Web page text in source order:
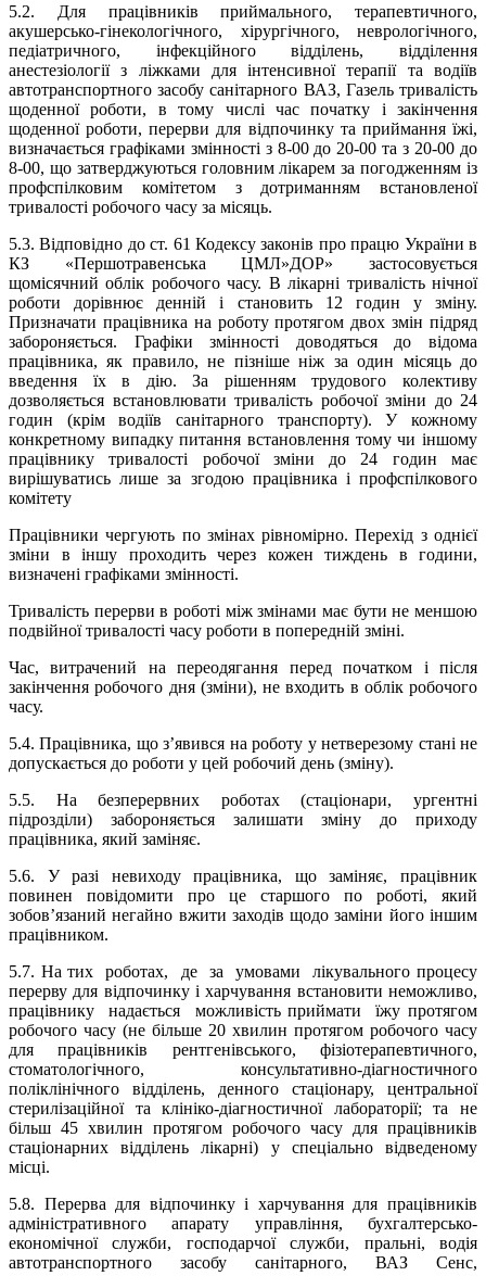
5.2. Для працівників приймального, терапевтичного,
акушерсько-гінекологічного, хірургічного, неврологічного,
педіатричного, інфекційного відділень, відділення
анестезіології з ліжками для інтенсивної терапії та водіїв
автотранспортного засобу санітарного ВАЗ, Газель тривалість
щоденної роботи, в тому числі час початку і закінчення
щоденної роботи, перерви для відпочинку та приймання їжі,
визначається графіками змінності з 8-00 до 20-00 та з 20-00 до
8-00, що затверджуються головним лікарем за погодженням із
профспілковим комітетом з дотриманням встановленої
тривалості робочого часу за місяць.
5.3.Відповідно до ст. 61 Кодексу законів про працю України в
КЗ «Першотравенська ЦМЛ»ДОР» застосовується
щомісячний облік робочого часу. Влікарні тривалість нічної
роботи дорівнює денній і становить 12 годин у зміну.
Призначати працівника на роботу протягом двох змін підряд
забороняється. Графіки змінності доводяться до відома
працівника, як правило, не пізніше ніж за один місяць до
введення їх в дію. За рішенням трудового колективу
дозволяється встановлювати тривалість робочої зміни до 24
годин (крім водіїв санітарного транспорту). У кожному
конкретному випадку питання встановлення тому чи іншому
працівнику тривалості робочої зміни до 24 годин має
вирішуватись лише за згодою працівника і профспілкового
комітету
Працівники чергують по змінах рівномірно. Перехід з однієї
зміни в іншу проходить через кожен тиждень в години,
визначені графіками змінності.
Тривалість перерви в роботі між змінами має бути не меншою
подвійної тривалості часу роботи в попередній зміні.
Час, витрачений на переодягання перед початком і після
закінчення робочого дня (зміни), не входить в облік робочого
часу.
5.4.Працівника, що з’явився на роботу у нетверезому стані не
допускається до роботи у цей робочий день (зміну).
5.5. На безперервних роботах (стаціонари, ургентні
підрозділи) забороняється залишати зміну до приходу
працівника, який заміняє.
5.6. У разі невиходу працівника, що заміняє, працівник
повинен повідомити про це старшого по роботі, який
зобов’язаний негайно вжити заходів щодо заміни його іншим
працівником.
5.7. На тих
роботах, де за умовами
лікувального процесу
перерву для відпочинку і харчування встановити неможливо,
працівнику
надається можливість приймати
їжу протягом
робочого часу (не більше 20 хвилин протягом робочого часу
для працівників рентгенівського, фізіотерапевтичного,
стоматологічного, консультативно-діагностичного
поліклінічного відділень, денного стаціонару, центральної
стерилізаційної та клініко-діагностичної лабораторії; та не
більш 45 хвилин протягом робочого часу для працівників
стаціонарних відділень лікарні) у спеціально відведеному
місці.
5.8. Перерва для відпочинку і харчування для працівників
адміністративного апарату управління, бухгалтерсько-
економічної служби, господарчої служби, пральні, водія
автотранспортного засобу санітарного, ВАЗ Сенс,